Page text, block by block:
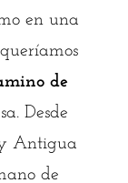
en una
de
Desde
Antigua
de